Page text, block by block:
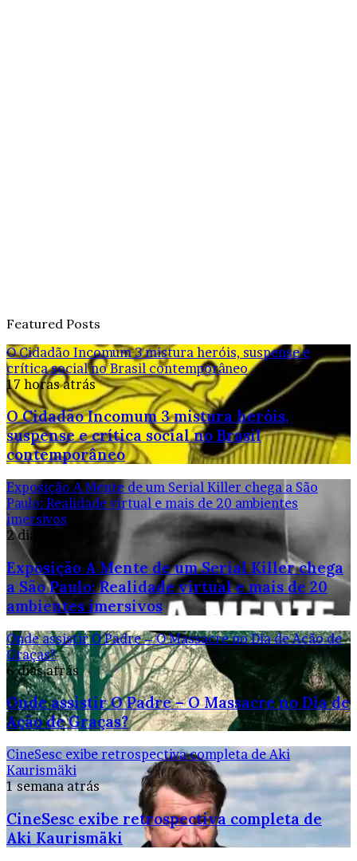
Featured Posts
O Cidadão Incomum 3 mistura heróis, suspense e
crítica social no Brasil contemporâneo
17 horas atrás
O Cidadão Incomum 3 mistura heróis,
suspense e crítica social no Brasil
contemporâneo
Exposição A Mente de um Serial Killer chega a São
Paulo: Realidade virtual e mais de 20 ambientes
imersivos
2 dias atrás
Exposição A Mente de um Serial Killer chega
a São Paulo: Realidade virtual e mais de 20
ambientes imersivos
Onde assistir O Padre – O Massacre no Dia de Ação de
Graças?
6 dias atrás
Onde assistir O Padre – O Massacre no Dia de
Ação de Graças?
CineSesc exibe retrospectiva completa de Aki
Kaurismäki
1 semana atrás
CineSesc exibe retrospectiva completa de
Aki Kaurismäki